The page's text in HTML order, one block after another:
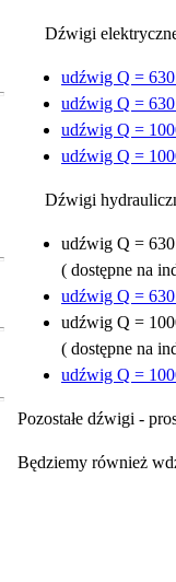
Dźwigi
udźwig Q =
udźwig Q =
udźwig Q =
udźwig Q =
Dźwigi
udźwig Q =
( dostępne na
udźwig Q =
udźwig Q =
( dostępne na
udźwig Q =
Pozostałe dźwigi -
Będziemy również